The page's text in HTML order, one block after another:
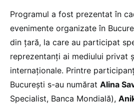
Programul a fost prezentat în
evenimente organizate în
din țară, la care au participat
reprezentanți ai mediului privat
internaționale. Printre
București s-au numărat Alina
Specialist, Banca Mondială),